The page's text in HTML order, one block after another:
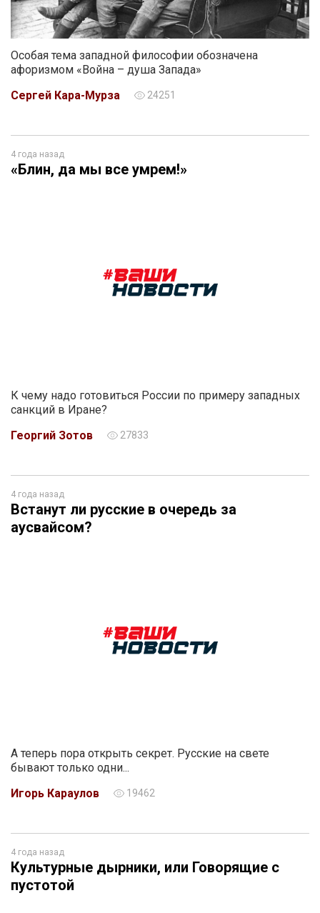
Особая тема западной философии обозначена
афоризмом «Война – душа Запада»
Сергей Кара-Мурза
24251
4 года назад
«Блин, да мы все умрем!»
К чему надо готовиться России по примеру западных
санкций в Иране?
Георгий Зотов
27833
4 года назад
Встанут ли русские в очередь за
аусвайсом?
А теперь пора открыть секрет. Русские на свете
бывают только одни...
Игорь Караулов
19462
4 года назад
Культурные дырники, или Говорящие с
пустотой